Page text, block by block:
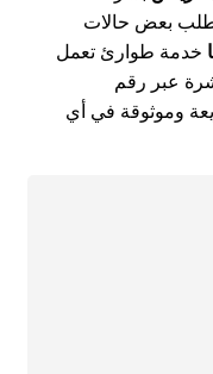
بعض حالات
خدمة طوارئ تعمل
عبر رقم
وموثوقة في أي